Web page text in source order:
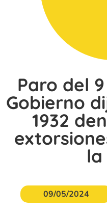
Paro del
Gobierno
1932
la
09/05/2024